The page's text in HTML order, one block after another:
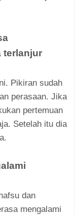
terlanjur
Pikiran sudah
perasaan. Jika
pertemuan
Setelah itu dia
dan
mengalami